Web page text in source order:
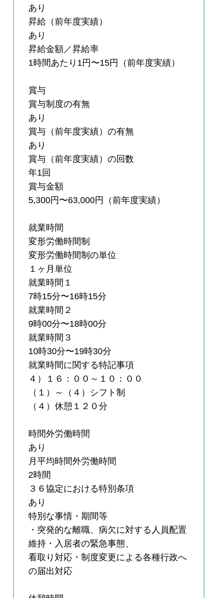
あり
昇給（前年度実績）
あり
昇給金額／昇給率
1時間あたり1円〜15円（前年度実績）
賞与
賞与制度の有無
あり
賞与（前年度実績）の有無
あり
賞与（前年度実績）の回数
年1回
賞与金額
5,300円〜63,000円（前年度実績）
就業時間
変形労働時間制
変形労働時間制の単位
１ヶ月単位
就業時間１
7時15分〜16時15分
就業時間２
9時00分〜18時00分
就業時間３
10時30分〜19時30分
就業時間に関する特記事項
４）１６：００～１０：００
（１）～（４）シフト制
（４）休憩１２０分
時間外労働時間
あり
月平均時間外労働時間
2時間
３６協定における特別条項
あり
特別な事情・期間等
・突発的な離職、病欠に対する人員配置
維持・入居者の緊急事態、
看取り対応・制度変更による各種行政へ
の届出対応